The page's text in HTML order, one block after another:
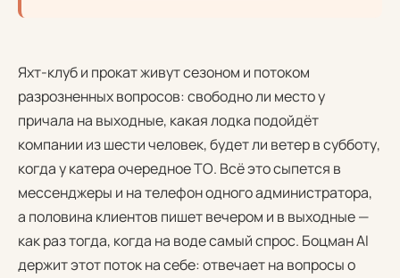
Яхт-клуб и прокат живут сезоном и потоком
разрозненных вопросов: свободно ли место у
причала на выходные, какая лодка подойдёт
компании из шести человек, будет ли ветер в субботу,
когда у катера очередное ТО. Всё это сыпется в
мессенджеры и на телефон одного администратора,
а половина клиентов пишет вечером и в выходные —
как раз тогда, когда на воде самый спрос. Боцман AI
держит этот поток на себе: отвечает на вопросы о